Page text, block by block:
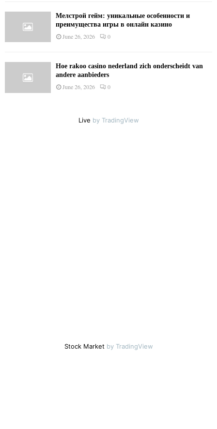
Мелстрой гейм: уникальные особенности и
преимущества игры в онлайн казино
June 26, 2026 0
Hoe rakoo casino nederland zich onderscheidt van
andere aanbieders
June 26, 2026 0
Live by TradingView
Stock Market by TradingView